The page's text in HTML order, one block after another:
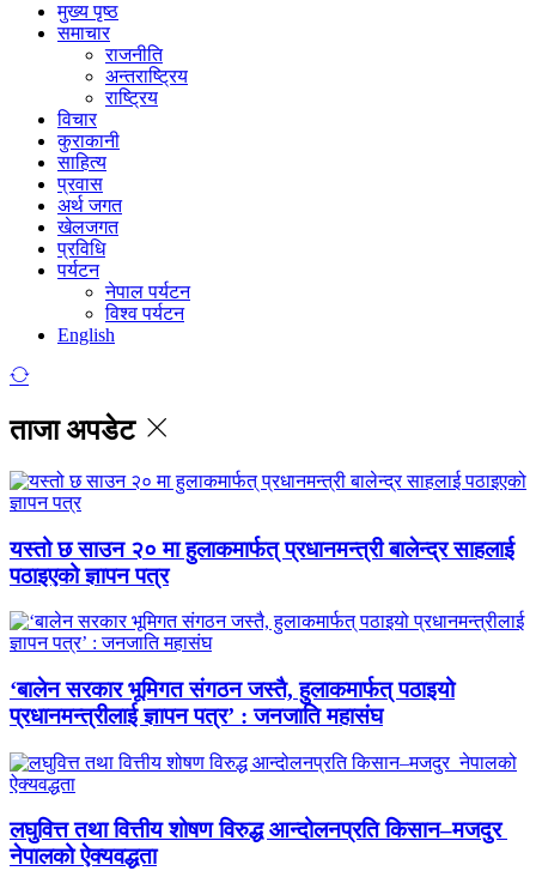
मुख्य पृष्ठ
समाचार
राजनीति
अन्तराष्ट्रिय
राष्ट्रिय
विचार
कुराकानी
साहित्य
प्रवास
अर्थ जगत
खेलजगत
प्रविधि
पर्यटन
नेपाल पर्यटन
विश्व पर्यटन
English
ताजा अपडेट
यस्तो छ साउन २० मा हुलाकमार्फत् प्रधानमन्त्री बालेन्द्र साहलाई
पठाइएको ज्ञापन पत्र
‘बालेन सरकार भूमिगत संगठन जस्तै, हुलाकमार्फत् पठाइयो
प्रधानमन्त्रीलाई ज्ञापन पत्र’ : जनजाति महासंघ
लघुवित्त तथा वित्तीय शोषण विरुद्ध आन्दोलनप्रति किसान–मजदुर
नेपालको ऐक्यवद्धता